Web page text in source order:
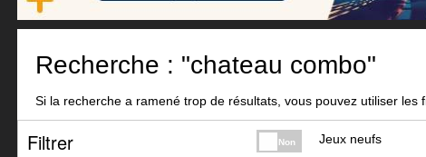
Recherche : "chateau combo"
Si la recherche a ramené trop de résultats, vous pouvez utiliser les
Filtrer Non Jeux neufs